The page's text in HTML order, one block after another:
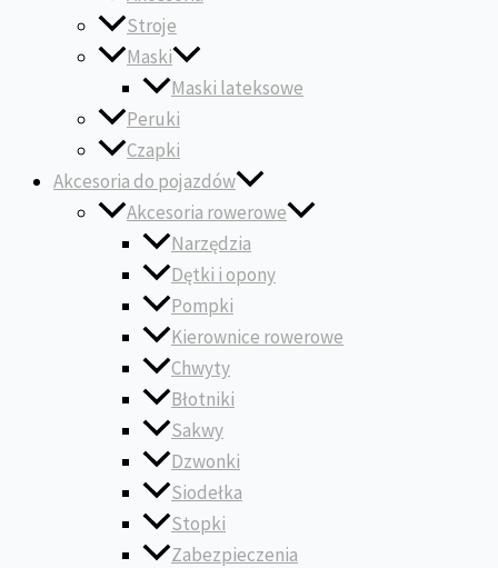
Stroje
Maski
Maski lateksowe
Peruki
Czapki
Akcesoria do pojazdów
Akcesoria rowerowe
Narzędzia
Dętki i opony
Pompki
Kierownice rowerowe
Chwyty
Błotniki
Sakwy
Dzwonki
Siodełka
Stopki
Zabezpieczenia